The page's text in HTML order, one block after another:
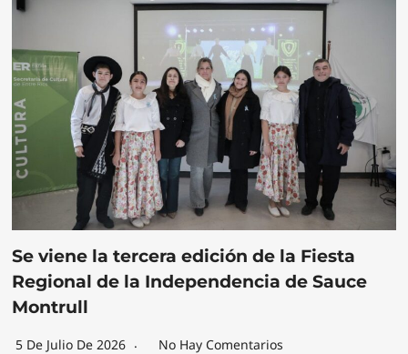
Se viene la tercera edición de la Fiesta
Regional de la Independencia de Sauce
Montrull
5 De Julio De 2026 No Hay Comentarios